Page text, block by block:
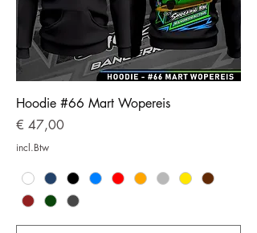
Hoodie #66 Mart Wopereis
Prijs
€ 47,00
incl.Btw